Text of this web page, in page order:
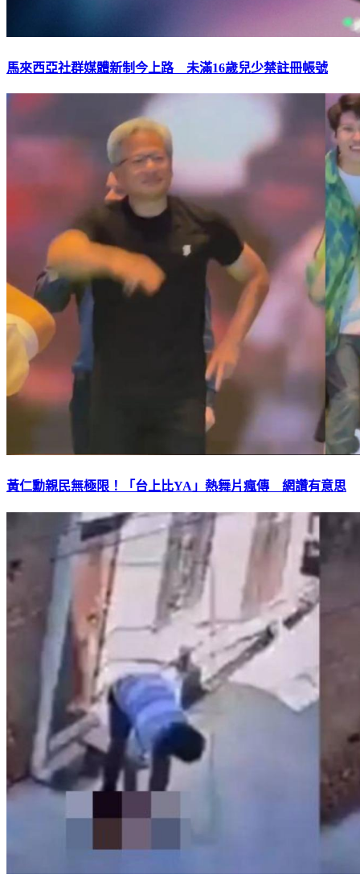
馬來西亞社群媒體新制今上路 未滿16歲兒少禁註冊帳號
黃仁勳親民無極限！「台上比YA」熱舞片瘋傳 網讚有意思